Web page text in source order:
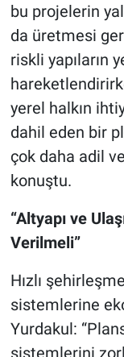
bu projelerin
da üretmesi
riskli yapıların
yerel halkın
dahil eden bir
çok daha adil
konuştu.
“Altyapı ve
Verilmeli”
Hızlı
sistemlerine
Yurdakul:
sistemlerini